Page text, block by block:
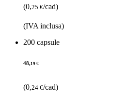
(0,25 €/cad)
(IVA inclusa)
200 capsule
48,19 €
(0,24 €/cad)